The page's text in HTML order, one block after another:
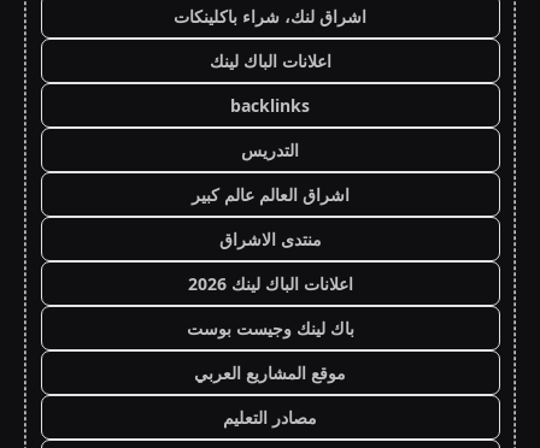
اشراق لنك، شراء باكلينكات
اعلانات الباك لينك
backlinks
التدريس
اشراق العالم عالم كبير
منتدى الاشراق
اعلانات الباك لينك 2026
باك لينك وجيست بوست
موقع المشاريع العربي
مصادر التعليم